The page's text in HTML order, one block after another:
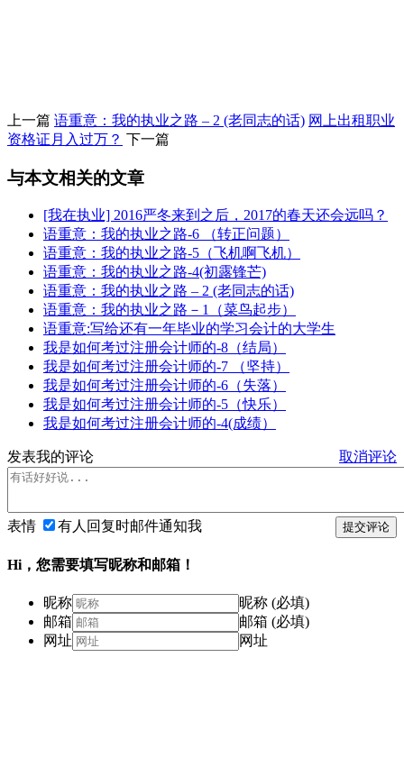
上一篇 语重意：我的执业之路 – 2 (老同志的话) 网上出租职业
资格证月入过万？ 下一篇
与本文相关的文章
[我在执业] 2016严冬来到之后，2017的春天还会远吗？
语重意：我的执业之路-6 （转正问题）
语重意：我的执业之路-5（飞机啊飞机）
语重意：我的执业之路-4(初露锋芒)
语重意：我的执业之路 – 2 (老同志的话)
语重意：我的执业之路－1（菜鸟起步）
语重意:写给还有一年毕业的学习会计的大学生
我是如何考过注册会计师的-8（结局）
我是如何考过注册会计师的-7 （坚持）
我是如何考过注册会计师的-6（失落）
我是如何考过注册会计师的-5（快乐）
我是如何考过注册会计师的-4(成绩）
发表我的评论 取消评论
提交评论
表情 有人回复时邮件通知我
Hi，您需要填写昵称和邮箱！
昵称
昵称 (必填)
邮箱
邮箱 (必填)
网址
网址